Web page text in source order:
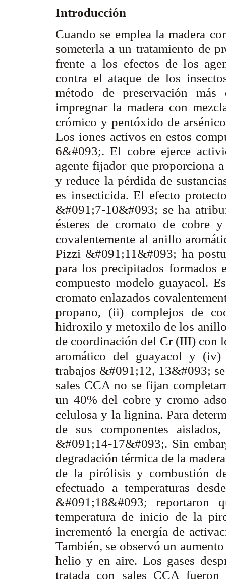
Introducción
Cuando se emplea la madera
someterla a un tratamiento de
frente a los efectos de los
contra el ataque de los
método de preservación
impregnar la madera con
crómico y pentóxido de
Los iones activos en estos
6&#093;. El cobre ejerce
agente fijador que proporciona
y reduce la pérdida de
es insecticida. El efecto
&#091;7-10&#093; se ha
ésteres de cromato de cobre
covalentemente al anillo
Pizzi &#091;11&#093; ha
para los precipitados
compuesto modelo guayacol.
cromato enlazados
propano, (ii) complejos de
hidroxilo y metoxilo de los
de coordinación del Cr (III) con
aromático del guayacol y
trabajos &#091;12, 13&#093;
sales CCA no se fijan
un 40% del cobre y cromo
celulosa y la lignina. Para
de sus componentes
&#091;14-17&#093;. Sin
degradación térmica de la
de la pirólisis y combustión
efectuado a temperaturas
&#091;18&#093; reportaron
temperatura de inicio de la
incrementó la energía de
También, se observó un
helio y en aire. Los gases
tratada con sales CCA fueron